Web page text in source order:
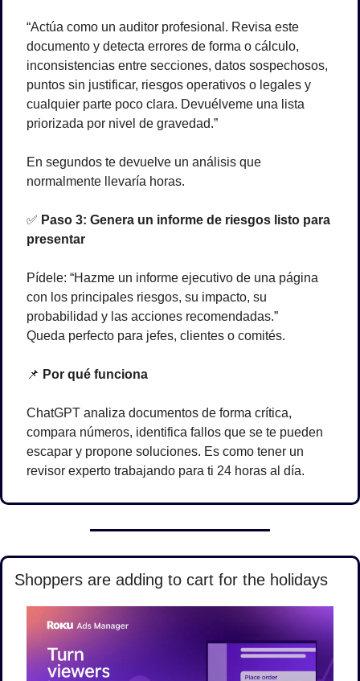
“Actúa como un auditor profesional. Revisa este
documento y detecta errores de forma o cálculo,
inconsistencias entre secciones, datos sospechosos,
puntos sin justificar, riesgos operativos o legales y
cualquier parte poco clara. Devuélveme una lista
priorizada por nivel de gravedad.”
En segundos te devuelve un análisis que
normalmente llevaría horas.
✅ Paso 3: Genera un informe de riesgos listo para
presentar
Pídele: “Hazme un informe ejecutivo de una página
con los principales riesgos, su impacto, su
probabilidad y las acciones recomendadas.”
Queda perfecto para jefes, clientes o comités.
📌 Por qué funciona
ChatGPT analiza documentos de forma crítica,
compara números, identifica fallos que se te pueden
escapar y propone soluciones. Es como tener un
revisor experto trabajando para ti 24 horas al día.
Shoppers are adding to cart for the holidays